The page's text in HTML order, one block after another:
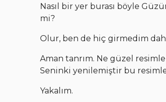
Nasıl bir yer burası böyle
mi?
Olur, ben de hiç girmedim
Aman tanrım. Ne güzel
Seninki yenilemiştir bu
Yakalım.